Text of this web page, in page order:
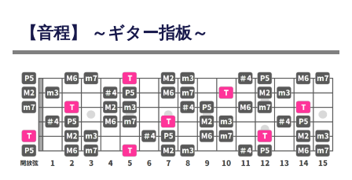
【音程】 ～ギター指板～